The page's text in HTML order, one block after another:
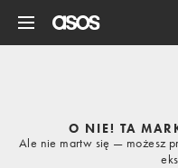
O NIE! TA
Ale nie martw się — możesz